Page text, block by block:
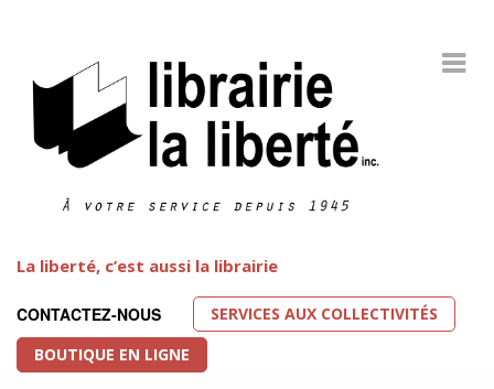
La liberté, c’est aussi la librairie
CONTACTEZ-NOUS
SERVICES AUX COLLECTIVITÉS
BOUTIQUE EN LIGNE